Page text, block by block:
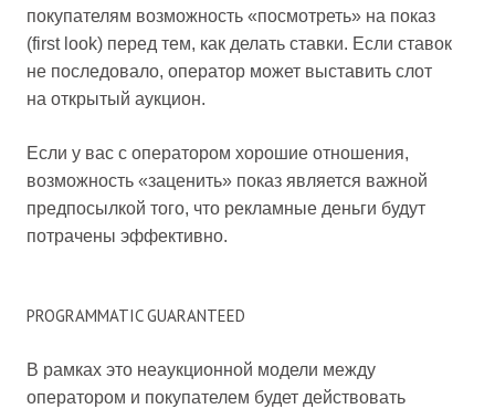
покупателям возможность «посмотреть» на показ
(first look) перед тем, как делать ставки. Если ставок
не последовало, оператор может выставить слот
на открытый аукцион.
Если у вас с оператором хорошие отношения,
возможность «заценить» показ является важной
предпосылкой того, что рекламные деньги будут
потрачены эффективно.
PROGRAMMATIC GUARANTEED
В рамках это неаукционной модели между
оператором и покупателем будет действовать